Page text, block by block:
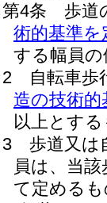
第4条
歩道
術的基準
する幅員
2
自転車歩
造の技術的
以上とす
3
歩道又は
員は、当
て定める